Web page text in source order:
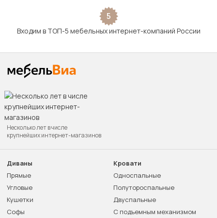
5
Входим в ТОП-5 мебельных интернет-компаний России
Несколько лет в числе
крупнейших интернет-магазинов
Диваны
Прямые
Угловые
Кушетки
Софы
Кровати
Односпальные
Полутороспальные
Двуспальные
С подъемным механизмом